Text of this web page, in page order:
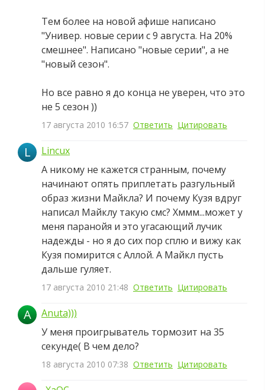
Тем более на новой афише написано
"Универ. новые серии с 9 августа. На 20%
смешнее". Написано "новые серии", а не
"новый сезон".
Но все равно я до конца не уверен, что это
не 5 сезон ))
17 августа 2010 16:57 Ответить Цитировать
L
Lincux
А никому не кажется странным, почему
начинают опять приплетать разгульный
образ жизни Майкла? И почему Кузя вдруг
написал Майклу такую смс? Хммм...может у
меня паранойя и это угасающий лучик
надежды - но я до сих пор сплю и вижу как
Кузя помирится с Аллой. А Майкл пусть
дальше гуляет.
17 августа 2010 21:48 Ответить Цитировать
A
Anuta)))
У меня проигрыватель тормозит на 35
секунде( В чем дело?
18 августа 2010 07:38 Ответить Цитировать